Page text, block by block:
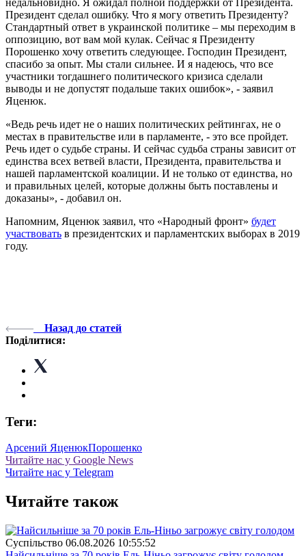
Президент сделал ошибку. Что я могу ответить Президенту?
Стандартный ответ в украинской политике – мы переходим в
оппозицию, вот вам мой кулак. Сейчас я Президенту
Порошенко хочу ответить следующее. Господин Президент,
спасибо за опыт. Мы стали сильнее. И я надеюсь, что все
участники тогдашнего политического кризиса сделали
выводы и не допустят подальше таких ошибок», - заявил
Яценюк.
«Ведь речь идет не о наших политических рейтингах, не о
местах в правительстве или в парламенте, - это все пройдет.
Речь идет о судьбе страны. И сейчас судьба страны зависит от
единства всех ветвей власти, Президента, правительства и
нашей парламентской коалиции. И не только от единства, но
и правильных целей, которые должны быть поставлены и
доказаны», - добавил он.
Напомним, Яценюк заявил, что «Народный фронт» будет
участвовать в президентских и парламентских выборах в 2019
году.
Назад до статей
Поділитися:
Теги:
Арсений ЯценюкПорошенко
Читайте нас у Google News
Читайте нас у Telegram
Читайте також
Суспiльство 06.08.2026 10:55:52